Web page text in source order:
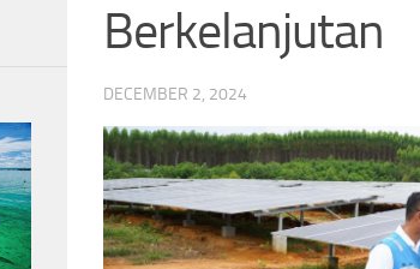
Berkelanjutan
DECEMBER 2, 2024